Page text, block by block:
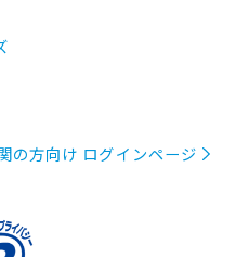
の方向け ログインページ